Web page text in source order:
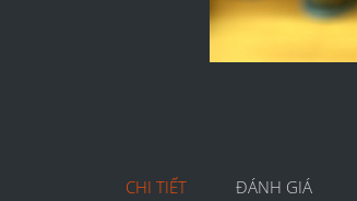
CHI TIẾT ĐÁNH GIÁ